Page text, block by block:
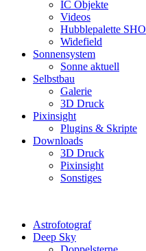
IC Objekte
Videos
Hubblepalette SHO
Widefield
Sonnensystem
Sonne aktuell
Selbstbau
Galerie
3D Druck
Pixinsight
Plugins & Skripte
Downloads
3D Druck
Pixinsight
Sonstiges
Astrofotograf
Deep Sky